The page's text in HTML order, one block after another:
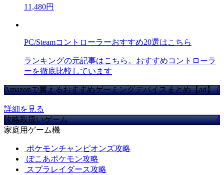
11,480円
PC/Steamコントローラーおすすめ20選はこちら
ランキングの元記事はこちら。おすすめコントローラ
ーを徹底比較しています
Amazonで買えるおすすめゲーミングデバイスまとめ【ad】
詳細を見る
攻略取扱いゲーム
家庭用ゲーム機
ポケモンチャンピオンズ攻略
ぽこあポケモン攻略
スプラレイダース攻略